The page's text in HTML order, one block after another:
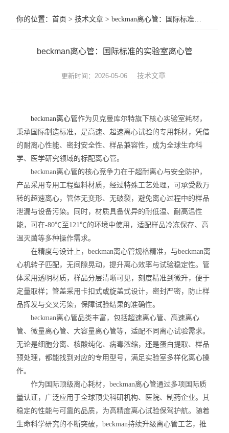
Abcam
试剂耗材
SCIEX
美墨尔特（Memmert）
赛默飞
你的位置：首页 >技术文章 > beckman离心管：国际标准的实验室离心管
beckman离心管：国际标准的实验室离心管
更新时间：2026-05-06 技术文章
beckman离心管作为贝克曼库尔特旗下核心实验室耗材，
秉承国际制造标准，是高速、超速离心试验的专用耗材，凭借
的耐离心性能、密封安全性、样品兼容性，成为全球生命科
学、医学研究领域的标配离心管。
beckman离心管的核心竞争力在于超耐离心与安全防护，
产品采用专用工程塑料材质，经过特殊工艺处理，可承受数万
转的超速离心，管体无变形、无破裂，避免离心过程中的样品
泄漏与设备污染。同时，材质具备优异的耐低温、耐高温性
能，可在-80℃至121℃的环境中使用，适配样品冷冻保存、高
温灭菌等多种操作需求。
在精度与设计上，beckman离心管规格精准，与beckman离
心机转子匹配，无间隙晃动，提升离心效率与试验稳定性。管
体采用透明材质，样品分层清晰可见，刻度精准到微升，便于
定量取样；管盖采用卡扣式或旋盖式设计，密封严密，防止样
品挥发与交叉污染，保障试验结果的准确性。
beckman离心管品类丰富，包括超速离心管、高速离心
管、微量离心管、大容量离心管等，适配不同离心试验需求。
无论是细胞分离、核酸纯化、病毒浓缩，还是蛋白提取、样品
预处理，都能找到对应的专用型号，满足实验室多样化离心操
作。
作为国际顶级离心耗材，beckman离心管通过多项国际质
量认证，广泛应用于全球顶尖科研机构、医院、制药企业。其
稳定的性能与可靠的品质，为高精度离心试验保驾护航。随着
生命科学研究的不断突破，beckman持续升级离心管工艺，推